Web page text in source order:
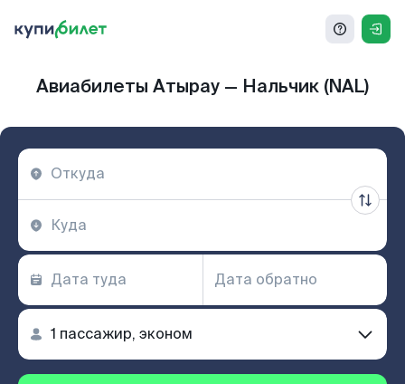
Авиабилеты Атырау — Нальчик (NAL)